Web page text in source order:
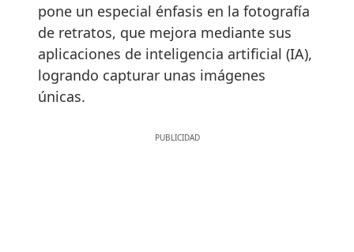
pone un especial énfasis en la fotografía
de retratos, que mejora mediante sus
aplicaciones de inteligencia artificial (IA),
logrando capturar unas imágenes
únicas.